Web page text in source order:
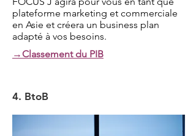
plateforme marketing et commerciale
en Asie et créera un business plan
adapté à vos besoins.
​​→Classement du PIB
​4. BtoB